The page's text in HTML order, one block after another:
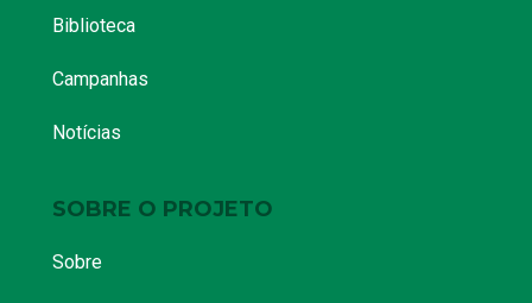
Biblioteca
Campanhas
Notícias
SOBRE O PROJETO
Sobre